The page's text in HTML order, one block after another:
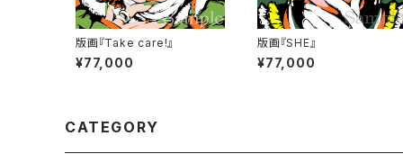
版画『Take care!』
¥77,000
版画『SHE』
¥77,000
CATEGORY